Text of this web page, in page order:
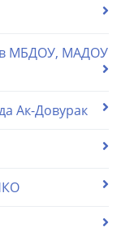
в МБДОУ, МАДОУ
Ак-Довурак